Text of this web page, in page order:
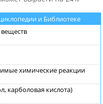
и Библиотеке
химические реакции
карболовая кислота)